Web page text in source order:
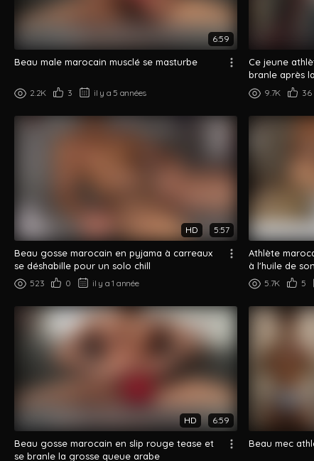
6:59
Beau male marocain musclé se masturbe
2.2K 3 il y a 5 années
Ce jeune
branle après
9.7K 36
HD 5:57
Beau gosse marocain en pyjama à carreaux
se déshabille pour un solo chill
523 0 il y a 1 année
Athlète
à l'huile de
5.7K 5
HD 6:59
Beau gosse marocain en slip rouge tease et
se branle la grosse queue arabe
Beau mec